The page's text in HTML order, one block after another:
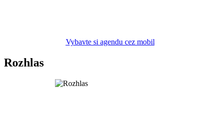
Vybavte si agendu cez mobil
Rozhlas